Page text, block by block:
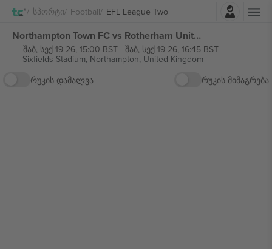
Სპორტი Football EFL League Twoშესვლა
Northampton Town FC vs Rotherham United FC EFL League Two ბილეთი
შაბ, სექ 19 26, 15:00 BST- შაბ, სექ 19 26, 16:45 BST
Sixfields Stadium, Northampton, United Kingdom
რუკის დამალვა
რუკის მიმაგრება